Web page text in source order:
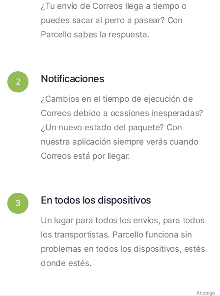
¿Tu envío de Correos llega a tiempo o
puedes sacar al perro a pasear? Con
Parcello sabes la respuesta.
2 Notificaciones
¿Cambios en el tiempo de ejecución de
Correos debido a ocasiones inesperadas?
¿Un nuevo estado del paquete? Con
nuestra aplicación siempre verás cuando
Correos está por llegar.
3 En todos los dispositivos
Un lugar para todos los envíos, para todos
los transportistas. Parcello funciona sin
problemas en todos los dispositivos, estés
donde estés.
Anzeige